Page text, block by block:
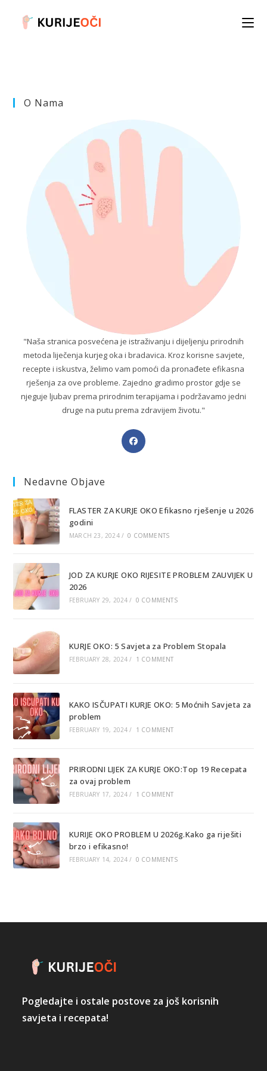
O Nama
"Naša stranica posvećena je istraživanju i dijeljenju prirodnih
metoda liječenja kurjeg oka i bradavica. Kroz korisne savjete,
recepte i iskustva, želimo vam pomoći da pronađete efikasna
rješenja za ove probleme. Zajedno gradimo prostor gdje se
njeguje ljubav prema prirodnim terapijama i podržavamo jedni
druge na putu prema zdravijem životu."
Opens
Nedavne Objave
FLASTER ZA KURJE OKO Efikasno rješenje u 2026
godini
MARCH 23, 2024 / 0 COMMENTS
JOD ZA KURJE OKO RIJESITE PROBLEM ZAUVIJEK U
2026
FEBRUARY 29, 2024 / 0 COMMENTS
KURJE OKO: 5 Savjeta za Problem Stopala
FEBRUARY 28, 2024 / 1 COMMENT
KAKO ISČUPATI KURJE OKO: 5 Moćnih Savjeta za
problem
FEBRUARY 19, 2024 / 1 COMMENT
PRIRODNI LIJEK ZA KURJE OKO:Top 19 Recepata
za ovaj problem
FEBRUARY 17, 2024 / 1 COMMENT
KURIJE OKO PROBLEM U 2026g.Kako ga riješiti
brzo i efikasno!
FEBRUARY 14, 2024 / 0 COMMENTS
Pogledajte i ostale postove za još korisnih
savjeta i recepata!